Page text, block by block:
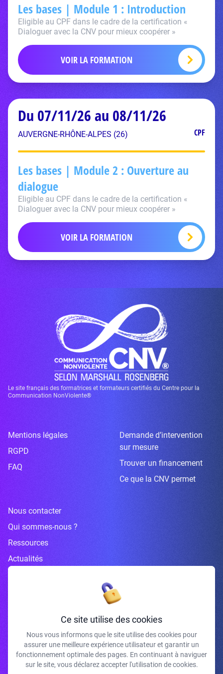
Les bases | Module 1 : Introduction
Eligible au CPF dans le cadre de la certification «
Dialoguer avec la CNV pour mieux coopérer »
VOIR LA FORMATION
Du 07/11/26 au 08/11/26
AUVERGNE-RHÔNE-ALPES (26) CPF
Les bases | Module 2 : Ouverture au
dialogue
Eligible au CPF dans le cadre de la certification «
Dialoguer avec la CNV pour mieux coopérer »
VOIR LA FORMATION
Le site français des formatrices et formateurs certifiés du Centre pour la
Communication NonViolente®
Mentions légales
RGPD
FAQ
Demande d’intervention
sur mesure
Trouver un financement
Ce que la CNV permet
Nous contacter
Qui sommes-nous ?
Ressources
Actualités
Inscrivez-vous à la newsletter
J'accepte de recevoir vos e-mails et confirme avoir pris connaissance de
votre politique de confidentialité et mentions légales.
Ce site utilise des cookies
Nous vous informons que le site utilise des cookies pour
assurer une meilleure expérience utilisateur et garantir un
fonctionnement optimale des pages. En continuant à naviguer
sur le site, vous déclarez accepter l'utilisation de cookies.